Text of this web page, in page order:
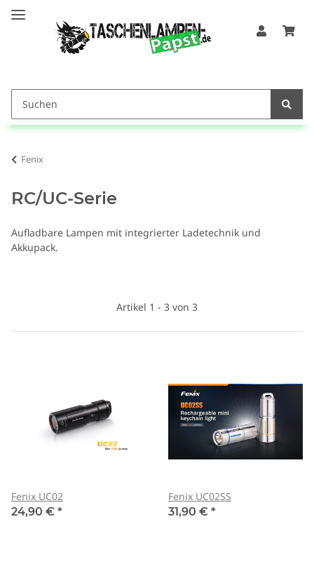
Fenix
RC/UC-Serie
Aufladbare Lampen mit integrierter Ladetechnik und
Akkupack.
Artikel 1 - 3 von 3
Fenix UC02
24,90 € *
Fenix UC02SS
31,90 € *